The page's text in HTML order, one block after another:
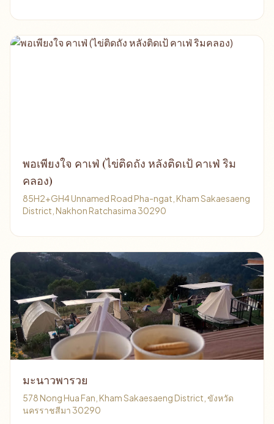
พอเพียงใจ คาเฟ่ (ไข่ติดถัง หลังติดเป้ คาเฟ่ ริม
คลอง)
85H2+GH4 Unnamed Road Pha-ngat, Kham Sakaesaeng
District, Nakhon Ratchasima 30290
มะนาวพารวย
578 Nong Hua Fan, Kham Sakaesaeng District, ขังหวัด
นครราชสีมา 30290